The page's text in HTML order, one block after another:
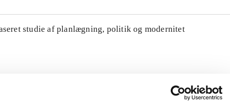
studie af planlægning, politik og modernitet